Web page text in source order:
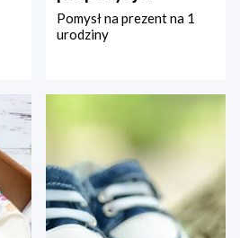
Pomysł na prezent na 1
urodziny